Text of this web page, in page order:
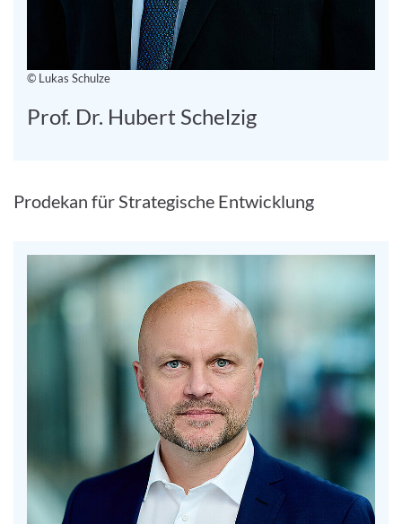
© Lukas Schulze
Prof. Dr. Hubert Schelzig
Prodekan für Strategische Entwicklung